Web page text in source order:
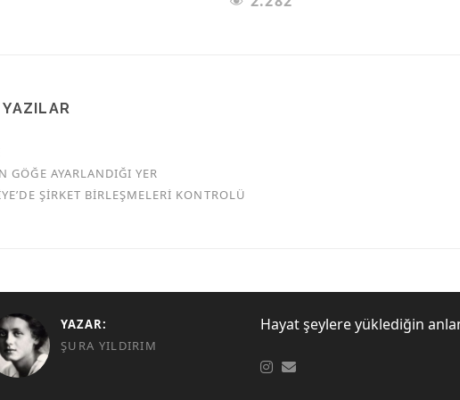
GÖĞE AYARLANDIĞI YER
ŞİRKET BİRLEŞMELERİ KONTROLÜ
YAZAR:
ŞURA YILDIRIM
Hayat şeylere yüklediğin